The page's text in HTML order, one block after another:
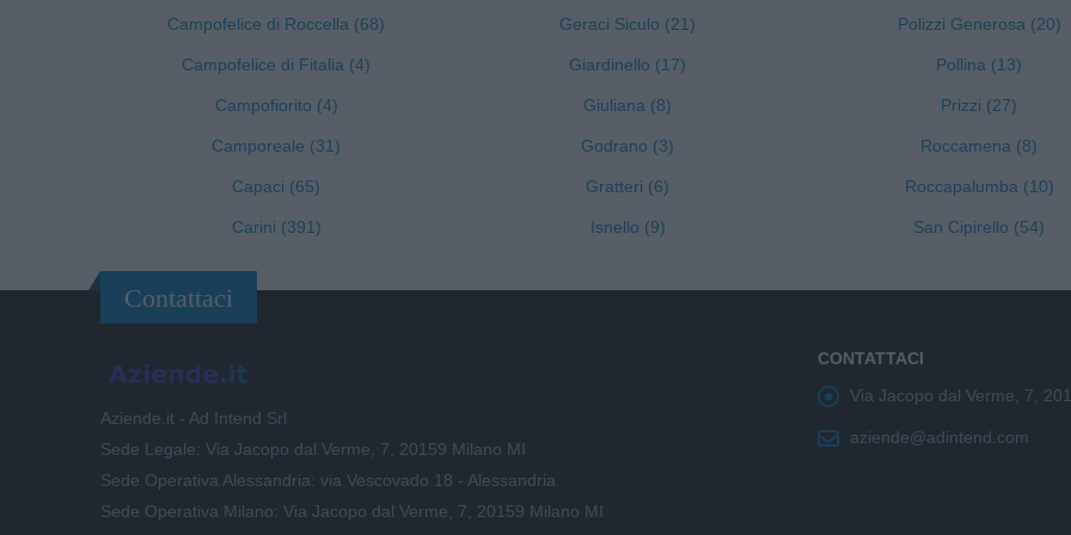
Campofelice di Roccella (68)
Campofelice di Fitalia (4)
Campofiorito (4)
Camporeale (31)
Capaci (65)
Carini (391)
Geraci Siculo (21)
Giardinello (17)
Giuliana (8)
Godrano (3)
Gratteri (6)
Isnello (9)
Polizzi Generosa (20)
Pollina (13)
Prizzi (27)
Roccamena (8)
Roccapalumba (10)
San Cipirello (54)
Contattaci
Aziende.it - Ad Intend Srl
Sede Legale: Via Jacopo dal Verme, 7, 20159 Milano MI
Sede Operativa Alessandria: via Vescovado 18 - Alessandria
Sede Operativa Milano: Via Jacopo dal Verme, 7, 20159 Milano MI
CONTATTACI
Via Jacopo dal Verme, 7,
aziende@adintend.com